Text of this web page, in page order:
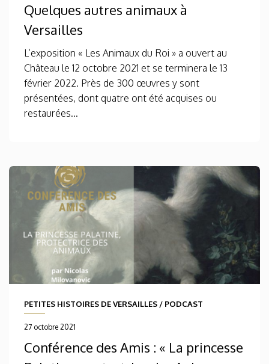
Quelques autres animaux à
Versailles
L’exposition « Les Animaux du Roi » a ouvert au
Château le 12 octobre 2021 et se terminera le 13
février 2022. Près de 300 œuvres y sont
présentées, dont quatre ont été acquises ou
restaurées...
PETITES HISTOIRES DE VERSAILLES / PODCAST
27 octobre 2021
Conférence des Amis : « La princesse